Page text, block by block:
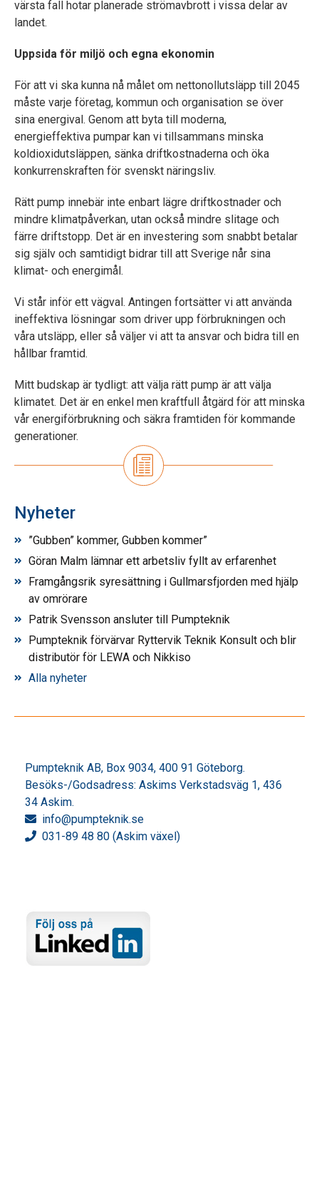
värsta fall hotar planerade strömavbrott i vissa delar av
landet.
Uppsida för miljö och egna ekonomin
För att vi ska kunna nå målet om nettonollutsläpp till 2045
måste varje företag, kommun och organisation se över
sina energival. Genom att byta till moderna,
energieffektiva pumpar kan vi tillsammans minska
koldioxidutsläppen, sänka driftkostnaderna och öka
konkurrenskraften för svenskt näringsliv.
Rätt pump innebär inte enbart lägre ­driftkostnader och
mindre klimatpåverkan, utan också mindre slitage och
färre driftstopp. Det är en investering som snabbt betalar
sig själv och samtidigt bidrar till att Sverige når sina
klimat- och energimål.
Vi står inför ett vägval. Antingen fortsätter vi att använda
ineffektiva lösningar som driver upp förbrukningen och
våra utsläpp, eller så väljer vi att ta ansvar och bidra till en
hållbar framtid.
Mitt budskap är tydligt: att välja rätt pump är att välja
klimatet. Det är en enkel men kraftfull åtgärd för att minska
vår energiförbrukning och säkra framtiden för kommande
generationer.
Nyheter
”Gubben” kommer, Gubben kommer”
Göran Malm lämnar ett arbetsliv fyllt av erfarenhet
Framgångsrik syresättning i Gullmarsfjorden med hjälp
av omrörare
Patrik Svensson ansluter till Pumpteknik
Pumpteknik förvärvar Ryttervik Teknik Konsult och blir
distributör för LEWA och Nikkiso
Alla nyheter
Pumpteknik AB, Box 9034, 400 91 Göteborg.
Besöks-/Godsadress: Askims Verkstadsväg 1, 436
34 Askim.
info@pumpteknik.se
031-89 48 80 (Askim växel)